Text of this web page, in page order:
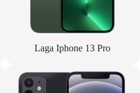
Laga Iphone 13 Pro